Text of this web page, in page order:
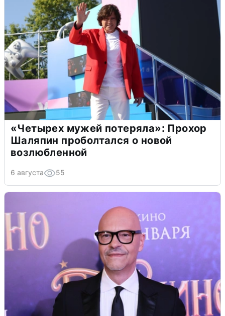
«Четырех мужей потеряла»: Прохор
Шаляпин проболтался о новой
возлюбленной
6 августа 55